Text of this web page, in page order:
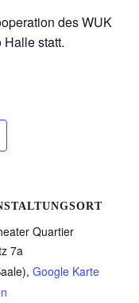
des WUK
statt.
Quartier
7a
, Google Karte